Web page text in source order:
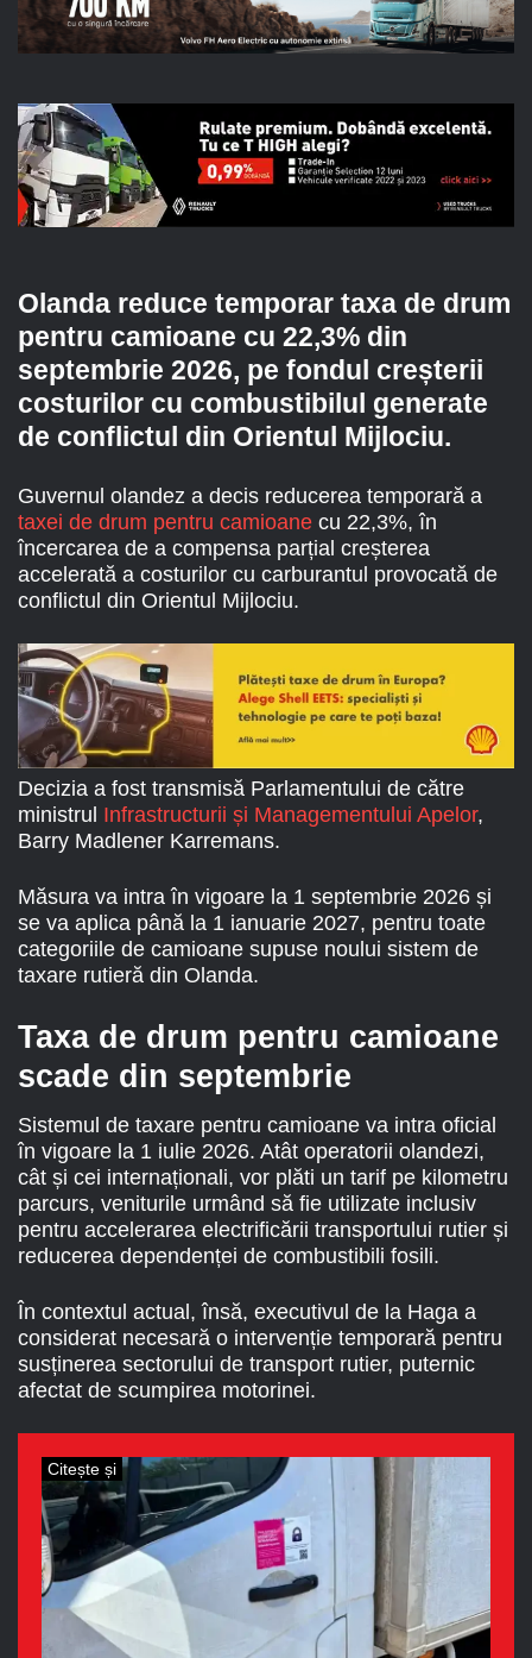
Olanda reduce temporar taxa de drum
pentru camioane cu 22,3% din
septembrie 2026, pe fondul creșterii
costurilor cu combustibilul generate
de conflictul din Orientul Mijlociu.
Guvernul olandez a decis reducerea temporară a
taxei de drum pentru camioane cu 22,3%, în
încercarea de a compensa parțial creșterea
accelerată a costurilor cu carburantul provocată de
conflictul din Orientul Mijlociu.
Decizia a fost transmisă Parlamentului de către
ministrul Infrastructurii și Managementului Apelor,
Barry Madlener Karremans.
Măsura va intra în vigoare la 1 septembrie 2026 și
se va aplica până la 1 ianuarie 2027, pentru toate
categoriile de camioane supuse noului sistem de
taxare rutieră din Olanda.
Taxa de drum pentru camioane
scade din septembrie
Sistemul de taxare pentru camioane va intra oficial
în vigoare la 1 iulie 2026. Atât operatorii olandezi,
cât și cei internaționali, vor plăti un tarif pe kilometru
parcurs, veniturile urmând să fie utilizate inclusiv
pentru accelerarea electrificării transportului rutier și
reducerea dependenței de combustibili fosili.
În contextul actual, însă, executivul de la Haga a
considerat necesară o intervenție temporară pentru
susținerea sectorului de transport rutier, puternic
afectat de scumpirea motorinei.
Citește și